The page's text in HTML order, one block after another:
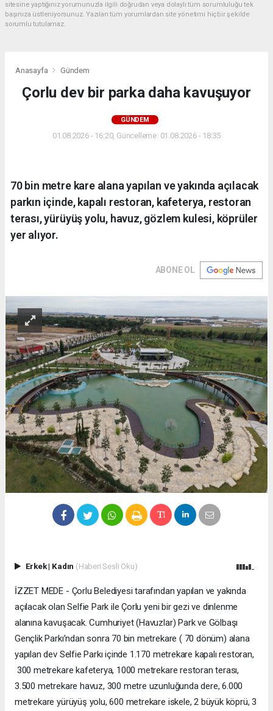
sitesine yaptığınız yorumunuzla ilgili doğrudan veya dolaylı tüm sorumluluğu tek
başınıza üstleniyorsunuz. Yazılan tüm yorumlardan site yönetimi hiçbir şekilde
sorumlu tutulamaz.
Anasayfa Gündem
Çorlu dev bir parka daha kavuşuyor
GÜNDEM
01.08.2026 - 16:20, Güncelleme: 01.08.2026 - 18:35
70 bin metre kare alana yapılan ve yakında açılacak
parkın içinde, kapalı restoran, kafeterya, restoran
terası, yürüyüş yolu, havuz, gözlem kulesi, köprüler
yer alıyor.
ABONE OL
Erkek| Kadın (Haberi Sesli Oku)
İZZET MEDE - Çorlu Belediyesi tarafından yapılan ve yakında
açılacak olan Selfie Park ile Çorlu yeni bir gezi ve dinlenme
alanına kavuşacak. Cumhuriyet (Havuzlar) Park ve Gölbaşı
Gençlik Parkı’ndan sonra 70 bin metrekare ( 70 dönüm) alana
yapılan dev Selfie Parkı içinde 1.170 metrekare kapalı restoran,
300 metrekare kafeterya, 1000 metrekare restoran terası,
3.500 metrekare havuz, 300 metre uzunluğunda dere, 6.000
metrekare yürüyüş yolu, 600 metrekare iskele, 2 büyük köprü, 3